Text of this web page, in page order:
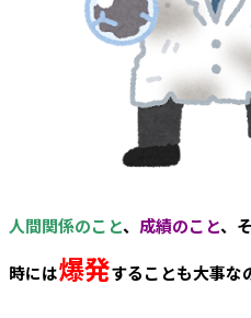
人間関係のこと、 成績のこと、
時には爆発することも大事な